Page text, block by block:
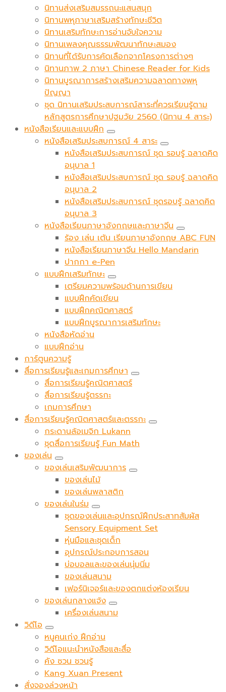
นิทานส่งเสริมสมรรถนะแสนสนุก
นิทานพหุภาษาเสริมสร้างทักษะชีวิต
นิทานเสริมทักษะการอ่านจับใจความ
นิทานเพลงคุณธรรมพัฒนาทักษะสมอง
นิทานที่ได้รับการคัดเลือกจากโครงการต่างๆ
นิทานภาพ 2 ภาษา Chinese Reader for Kids
นิทานบูรณาการสร้างเสริมความฉลาดทางพหุ
ปัญญา
ชุด นิทานเสริมประสบการณ์สาระที่ควรเรียนรู้ตาม
หลักสูตรการศึกษาปฐมวัย 2560 (นิทาน 4 สาระ)
หนังสือเรียนและแบบฝึก
หนังสือเสริมประสบการณ์ 4 สาระ
หนังสือเสริมประสบการณ์ ชุด รอบรู้ ฉลาดคิด
อนุบาล 1
หนังสือเสริมประสบการณ์ ชุด รอบรู้ ฉลาดคิด
อนุบาล 2
หนังสือเสริมประสบการณ์ ชุดรอบรู้ ฉลาดคิด
อนุบาล 3
หนังสือเรียนภาษาอังกฤษและภาษาจีน
ร้อง เล่น เต้น เรียนภาษาอังกฤษ ABC FUN
หนังสือเรียนภาษาจีน Hello Mandarin
ปากกา e-Pen
แบบฝึกเสริมทักษะ
เตรียมความพร้อมด้านการเขียน
แบบฝึกคัดเขียน
แบบฝึกคณิตศาสตร์
แบบฝึกบูรณาการเสริมทักษะ
หนังสือหัดอ่าน
แบบฝึกอ่าน
การ์ตูนความรู้
สื่อการเรียนรู้และเกมการศึกษา
สื่อการเรียนรู้คณิตศาสตร์
สื่อการเรียนรู้ตรรกะ
เกมการศึกษา
สื่อการเรียนรู้คณิตศาสตร์และตรรกะ
กระดานล้อเมจิก​ Lukann
ชุดสื่อการเรียนรู้ Fun Math
ของเล่น
ของเล่นเสริมพัฒนาการ
ของเล่นไม้
ของเล่นพลาสติก
ของเล่นในร่ม
ชุดของเล่นและอุปกรณ์ฝึกประสาทสัมผัส
Sensory Equipment Set
หุ่นมือและชุดเด็ก
อุปกรณ์ประกอบการสอน
บ่อบอลและของเล่นนุ่มนิ่ม
ของเล่นสนาม
เฟอร์นิเจอร์และของตกแต่งห้องเรียน
ของเล่นกลางแจ้ง
เครื่องเล่นสนาม
วิดีโอ
หนูคนเก่ง ฝึกอ่าน
วิดีโอแนะนำหนังสือและสื่อ
คัง ซวน ชวนรู้
Kang Xuan Present
สั่งจองล่วงหน้า